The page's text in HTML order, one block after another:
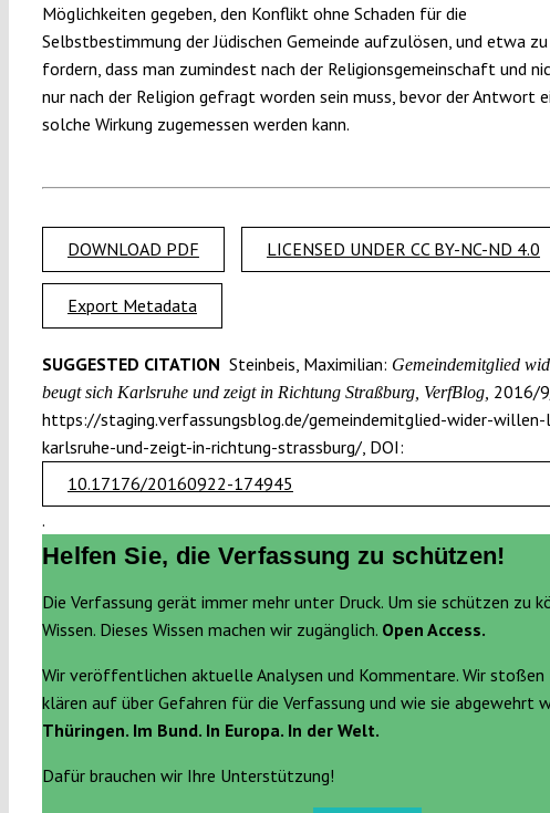
Möglichkeiten gegeben, den Konflikt ohne Schaden für die
Selbstbestimmung der Jüdischen Gemeinde aufzulösen, und etwa zu
fordern, dass man zumindest nach der Religionsgemeinschaft und
nur nach der Religion gefragt worden sein muss, bevor der Antwort
solche Wirkung zugemessen werden kann.
DOWNLOAD PDF LICENSED UNDER CC BY-NC-ND 4.0
Export Metadata
SUGGESTED CITATION Steinbeis, Maximilian: Gemeindemitglied
beugt sich Karlsruhe und zeigt in Richtung Straßburg, VerfBlog, 2016/
https://staging.verfassungsblog.de/gemeindemitglied-wider-willen-
karlsruhe-und-zeigt-in-richtung-strassburg/, DOI:
10.17176/20160922-174945
.
Helfen Sie, die Verfassung zu schützen!
Die Verfassung gerät immer mehr unter Druck. Um sie schützen zu
Wissen. Dieses Wissen machen wir zugänglich. Open Access.
Wir veröffentlichen aktuelle Analysen und Kommentare. Wir stoßen
klären auf über Gefahren für die Verfassung und wie sie abgewehrt
Thüringen. Im Bund. In Europa. In der Welt.
Dafür brauchen wir Ihre Unterstützung!